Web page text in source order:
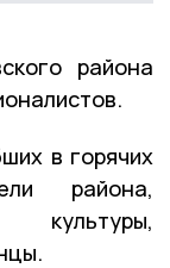
района
в горячих
района,
культуры,